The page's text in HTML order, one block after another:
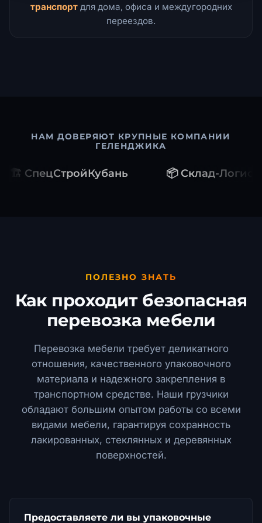
транспортдля дома, офиса и междугородних
переездов.
НАМ ДОВЕРЯЮТ КРУПНЫЕ КОМПАНИИ
ГЕЛЕНДЖИКА
🏗️ СпецСтройКубань 📦 Склад-
ПОЛЕЗНО ЗНАТЬ
Как проходит безопасная
перевозка мебели
Перевозка мебели требует деликатного
отношения, качественного упаковочного
материала и надежного закрепления в
транспортном средстве. Наши грузчики
обладают большим опытом работы со всеми
видами мебели, гарантируя сохранность
лакированных, стеклянных и деревянных
поверхностей.
Предоставляете ли вы упаковочные